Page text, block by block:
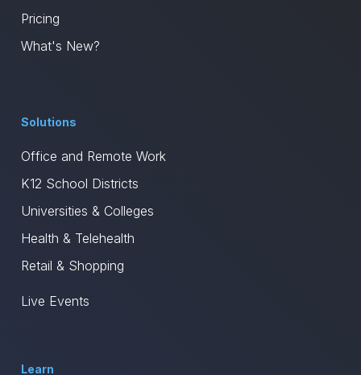
Pricing
What's New?
Solutions
Office and Remote Work
K12 School Districts
Universities & Colleges
Health & Telehealth
Retail & Shopping
Live Events
Learn